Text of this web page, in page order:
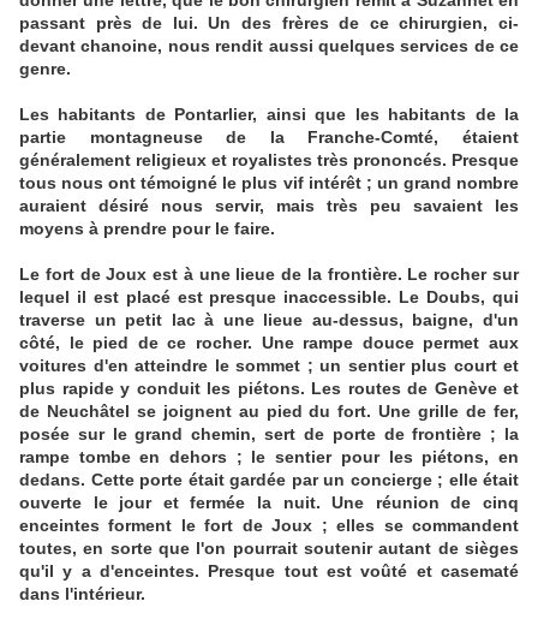
passant près de lui. Un des frères de ce chirurgien, ci-
devant chanoine, nous rendit aussi quelques services de ce
genre.
Les habitants de Pontarlier, ainsi que les habitants de la
partie montagneuse de la Franche-Comté, étaient
généralement religieux et royalistes très prononcés. Presque
tous nous ont témoigné le plus vif intérêt ; un grand nombre
auraient désiré nous servir, mais très peu savaient les
moyens à prendre pour le faire.
Le fort de Joux est à une lieue de la frontière. Le rocher sur
lequel il est placé est presque inaccessible. Le Doubs, qui
traverse un petit lac à une lieue au-dessus, baigne, d'un
côté, le pied de ce rocher. Une rampe douce permet aux
voitures d'en atteindre le sommet ; un sentier plus court et
plus rapide y conduit les piétons. Les routes de Genève et
de Neuchâtel se joignent au pied du fort. Une grille de fer,
posée sur le grand chemin, sert de porte de frontière ; la
rampe tombe en dehors ; le sentier pour les piétons, en
dedans. Cette porte était gardée par un concierge ; elle était
ouverte le jour et fermée la nuit. Une réunion de cinq
enceintes forment le fort de Joux ; elles se commandent
toutes, en sorte que l'on pourrait soutenir autant de sièges
qu'il y a d'enceintes. Presque tout est voûté et casematé
dans l'intérieur.